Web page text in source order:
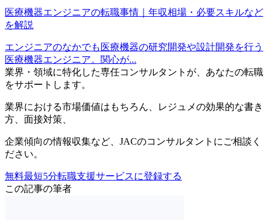
医療機器エンジニアの転職事情｜年収相場・必要スキルなど
を解説
エンジニアのなかでも医療機器の研究開発や設計開発を行う
医療機器エンジニア。関心が...
業界・領域に特化した専任コンサルタントが、 あなたの転職
をサポートします。
業界における市場価値はもちろん、
レジュメの効果的な書き
方
面接対策
企業傾向の情報収集など、 JACのコンサルタントにご相談く
ださい。
無料最短5分転職支援サービスに登録する
この記事の筆者